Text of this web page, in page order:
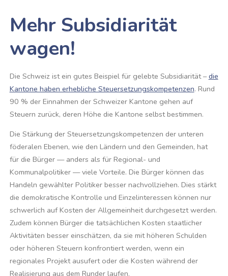
Mehr Subsidiarität
wagen!
Die Schweiz ist ein gutes Beispiel für gelebte Subsidiarität – die
Kantone haben erhebliche Steuersetzungskompetenzen. Rund
90 % der Einnahmen der Schweizer Kantone gehen auf
Steuern zurück, deren Höhe die Kantone selbst bestimmen.
Die Stärkung der Steuersetzungskompetenzen der unteren
föderalen Ebenen, wie den Ländern und den Gemeinden, hat
für die Bürger — anders als für Regional- und
Kommunalpolitiker — viele Vorteile. Die Bürger können das
Handeln gewählter Politiker besser nachvollziehen. Dies stärkt
die demokratische Kontrolle und Einzelinteressen können nur
schwerlich auf Kosten der Allgemeinheit durchgesetzt werden.
Zudem können Bürger die tatsächlichen Kosten staatlicher
Aktivitäten besser einschätzen, da sie mit höheren Schulden
oder höheren Steuern konfrontiert werden, wenn ein
regionales Projekt ausufert oder die Kosten während der
Realisierung aus dem Runder laufen.